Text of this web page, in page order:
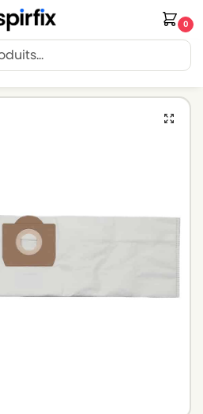
0
offerte dès 30€ d’achat.